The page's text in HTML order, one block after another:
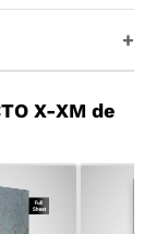
X-XM de